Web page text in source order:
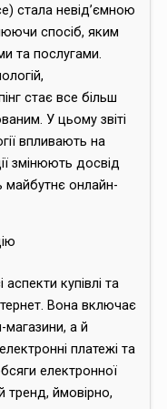
стала невід’ємною
спосіб, яким
та послугами.
стає все більш
У цьому звіті
впливають на
змінюють досвід
майбутнє онлайн-
купівлі та
Вона включає
магазини, а й
платежі та
електронної
тренд, ймовірно,